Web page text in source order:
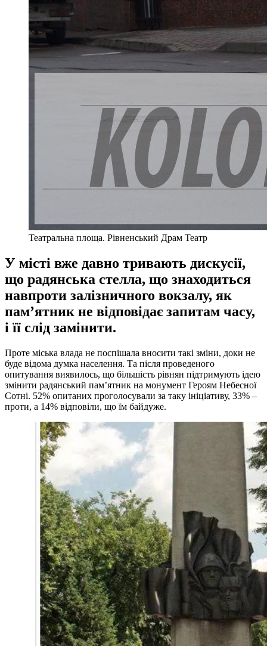
Театральна площа. Рівненський Драм Театр
У місті вже давно тривають дискусії,
що радянська стелла, що знаходиться
навпроти залізничного вокзалу, як
пам’ятник не відповідає запитам часу,
і її слід замінити.
Проте міська влада не поспішала вносити такі зміни, доки не
буде відома думка населення. Та після проведеного
опитування виявилось, що більшість рівнян підтримують ідею
змінити радянський пам’ятник на монумент Героям Небесної
Сотні. 52% опитаних проголосували за таку ініціативу, 33% –
проти, а 14% відповіли, що їм байдуже.